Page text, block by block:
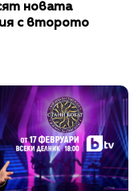
новата
с второто